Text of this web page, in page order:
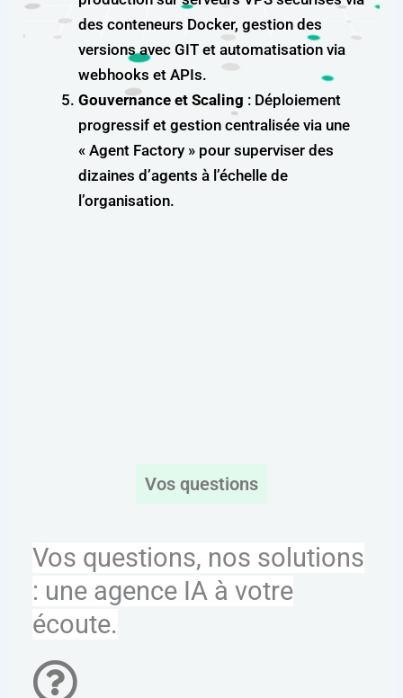
des conteneurs Docker, gestion des
versions avec GIT et automatisation via
webhooks et APIs.
Gouvernance et Scaling : Déploiement
progressif et gestion centralisée via une
« Agent Factory » pour superviser des
dizaines d’agents à l’échelle de
l’organisation.
Vos questions
Vos questions, nos solutions
: une agence IA à votre
écoute.